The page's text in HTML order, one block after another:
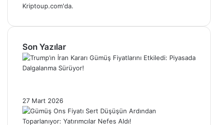
Kriptoup.com'da.
Son Yazılar
27 Mart 2026